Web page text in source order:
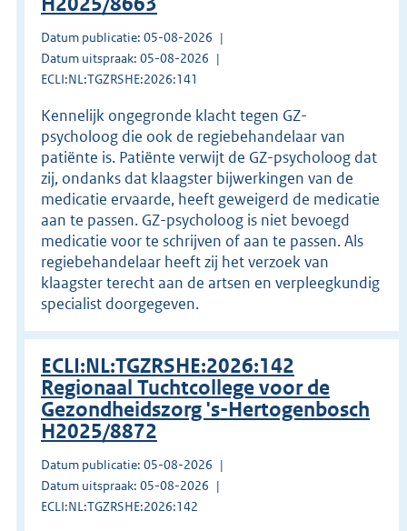
Datum publicatie: 05-08-2026
Datum uitspraak: 05-08-2026
ECLI:NL:TGZRSHE:2026:141
Kennelijk ongegronde klacht tegen GZ-
psycholoog die ook de regiebehandelaar van
patiënte is. Patiënte verwijt de GZ-psycholoog dat
zij, ondanks dat klaagster bijwerkingen van de
medicatie ervaarde, heeft geweigerd de medicatie
aan te passen. GZ-psycholoog is niet bevoegd
medicatie voor te schrijven of aan te passen. Als
regiebehandelaar heeft zij het verzoek van
klaagster terecht aan de artsen en verpleegkundig
specialist doorgegeven.
ECLI:NL:TGZRSHE:2026:142
Regionaal Tuchtcollege voor de
Gezondheidszorg 's-Hertogenbosch
H2025/8872
Datum publicatie: 05-08-2026
Datum uitspraak: 05-08-2026
ECLI:NL:TGZRSHE:2026:142